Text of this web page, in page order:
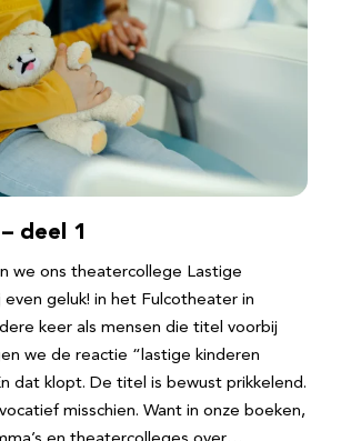
deel 1
we ons theatercollege Lastige
even geluk! in het Fulcotheater in
keer als mensen die titel voorbij
we de reactie “lastige kinderen
dat klopt. De titel is bewust prikkelend.
misschien. Want in onze boeken,